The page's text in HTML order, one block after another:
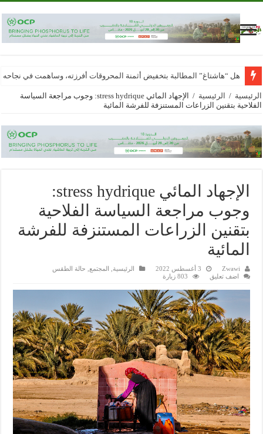
هل “هاشتاغ” المطالبة بتخفيض أثمنة المحروقات أفرزته، وساهمت في
الرئيسية / الرئيسية /
الإجهاد المائي stress hydrique: وجوب مراجعة السياسة
الفلاحية بتقنين الزراعات المستنزفة للفرشة المائية
الإجهاد المائي stress hydrique:
وجوب مراجعة السياسة الفلاحية
بتقنين الزراعات المستنزفة للفرشة
المائية
Zwawi 3 أغسطس 2022 الرئيسية المجتمع
حالة الطقس
اضف تعليق
803 زيارة